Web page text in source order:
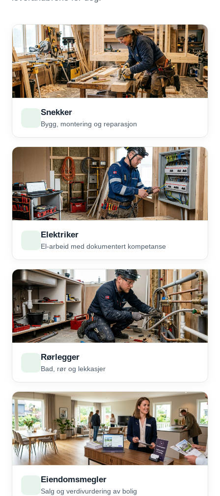
Snekker
Bygg, montering og reparasjon
Elektriker
El-arbeid med dokumentert kompetanse
Rørlegger
Bad, rør og lekkasjer
Eiendomsmegler
Salg og verdivurdering av bolig